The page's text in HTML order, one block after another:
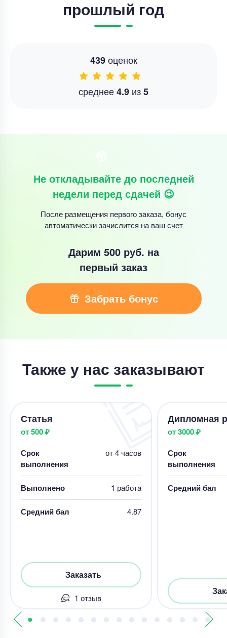
прошлый год
439оценок
среднее4.9 из5
Не откладывайте до последней
недели перед сдачей 😉
После размещения первого заказа, бонус
автоматически зачислится на ваш счет
Дарим 500 руб. на
первый заказ
Забрать бонус
Также у нас заказывают
Статья
от 500 ₽
Срок
выполнения
от 4 часов
Выполнено 1 работa
Средний бал 4.87
Заказать
1 отзыв
Дипломная
от 3000 ₽
Срок
выполнения
Средний бал